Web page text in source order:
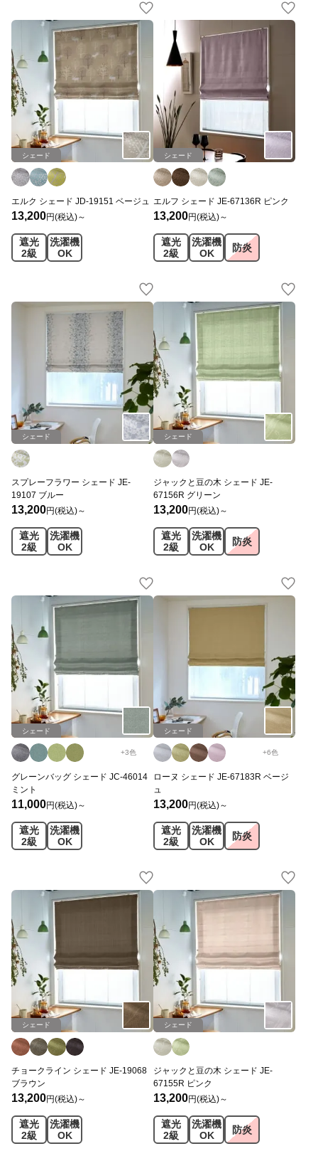
シェード
エルク シェード JD-19151 ベージュ
13,200円(税込)～
遮光
2級
洗濯機
OK
シェード
エルフ シェード JE-67136R ピンク
13,200円(税込)～
遮光
2級
洗濯機
OK
防炎
シェード
スプレーフラワー シェード JE-
19107 ブルー
13,200円(税込)～
遮光
2級
洗濯機
OK
シェード
ジャックと豆の木 シェード JE-
67156R グリーン
13,200円(税込)～
遮光
2級
洗濯機
OK
防炎
シェード
+3色
グレーンバッグ シェード JC-46014
ミント
11,000円(税込)～
遮光
2級
洗濯機
OK
シェード
+6色
ローヌ シェード JE-67183R ベージ
ュ
13,200円(税込)～
遮光
2級
洗濯機
OK
防炎
シェード
チョークライン シェード JE-19068
ブラウン
13,200円(税込)～
遮光
2級
洗濯機
OK
シェード
ジャックと豆の木 シェード JE-
67155R ピンク
13,200円(税込)～
遮光
2級
洗濯機
OK
防炎